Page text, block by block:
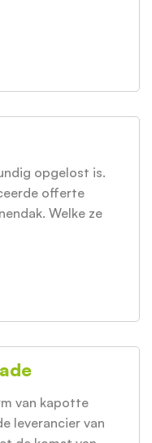
opgelost is.
offerte
Welke ze
van kapotte
leverancier van